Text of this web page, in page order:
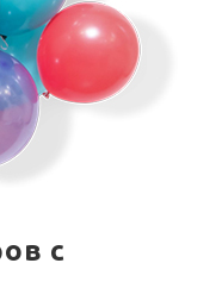
с